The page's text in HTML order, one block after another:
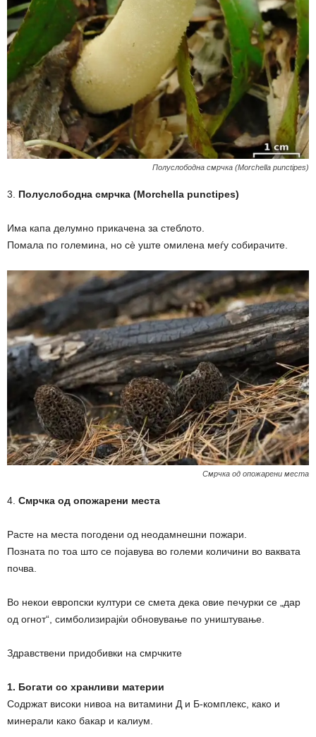
Полуслободна смрчка (Morchella punctipes)
3. Полуслободна смрчка (Morchella punctipes)
Има капа делумно прикачена за стеблото.
Помала по големина, но сè уште омилена меѓу собирачите.
Смрчка од опожарени места
4. Смрчка од опожарени места
Расте на места погодени од неодамнешни пожари.
Позната по тоа што се појавува во големи количини во ваквата
почва.
Во некои европски култури се смета дека овие печурки се „дар
од огнот“, симболизирајќи обновување по уништување.
Здравствени придобивки на смрчките
1. Богати со хранливи материи
Содржат високи нивоа на витамини Д и Б-комплекс, како и
минерали како бакар и калиум.